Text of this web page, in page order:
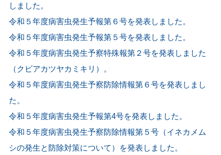
しました。
令和５年度病害虫発生予報第６号を発表しました。
令和５年度病害虫発生予報第５号を発表しました。
令和５年度病害虫発生予察特殊報第２号を発表しました
（クビアカツヤカミキリ）。
令和５年度病害虫発生予察防除情報第６号を発表しまし
た。
令和５年度病害虫発生予報第4号を発表しました。
令和５年度病害虫発生予察防除情報第５号（イネカメム
シの発生と防除対策について）を発表しました。